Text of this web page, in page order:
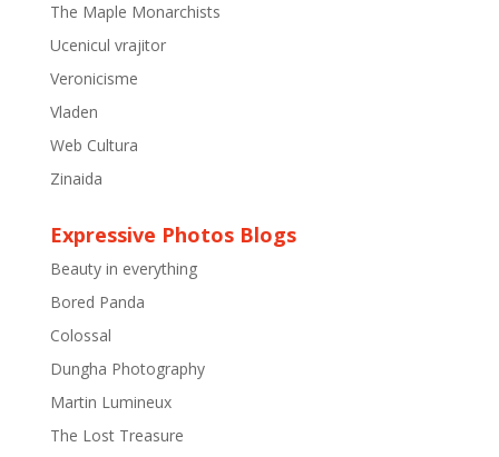
The Maple Monarchists
Ucenicul vrajitor
Veronicisme
Vladen
Web Cultura
Zinaida
Expressive Photos Blogs
Beauty in everything
Bored Panda
Colossal
Dungha Photography
Martin Lumineux
The Lost Treasure